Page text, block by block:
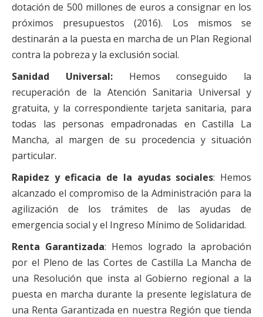
dotación de 500 millones de euros a consignar en los
próximos presupuestos (2016). Los mismos se
destinarán a la puesta en marcha de un Plan Regional
contra la pobreza y la exclusión social.
Sanidad Universal:Hemos conseguido la
recuperación de la Atención Sanitaria Universal y
gratuita, y la correspondiente tarjeta sanitaria, para
todas las personas empadronadas en Castilla La
Mancha, al margen de su procedencia y situación
particular.
Rapidez y eficacia de la ayudas sociales: Hemos
alcanzado el compromiso de la Administración para la
agilización de los trámites de las ayudas de
emergencia social y el Ingreso Mínimo de Solidaridad.
Renta Garantizada: Hemos logrado la aprobación
por el Pleno de las Cortes de Castilla La Mancha de
una Resolución que insta al Gobierno regional a la
puesta en marcha durante la presente legislatura de
una Renta Garantizada en nuestra Región que tienda